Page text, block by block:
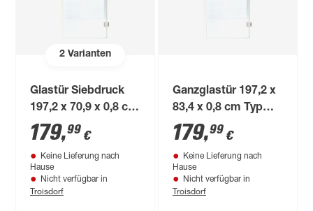
2Varianten
Glastür Siebdruck
197,2 x 70,9 x 0,8 cm
rechts 64/04N-E
179,99 €
Keine Lieferung nach
Hause
Nicht verfügbar in
Troisdorf
Ganzglastür 197,2 x
83,4 x 0,8 cm Typ
64/04 N-E rechts
179,99 €
Keine Lieferung nach
Hause
Nicht verfügbar in
Troisdorf